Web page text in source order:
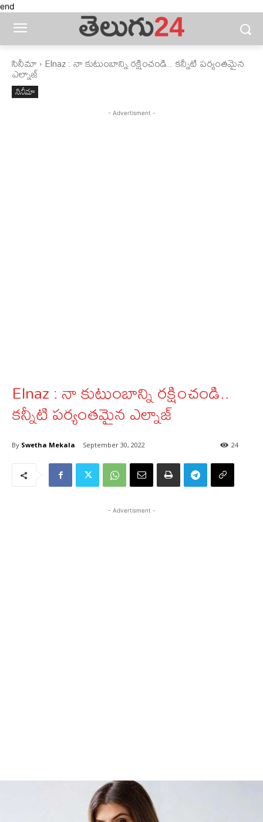
end
సినీమా Elnaz : నా కుటుంబాన్ని రక్షించండి.. కన్నీటి పర్యంతమైన
ఎల్నాజ్
సినీమా
- Advertisment -
Elnaz : నా కుటుంబాన్ని రక్షించండి..
కన్నీటి పర్యంతమైన ఎల్నాజ్
By Swetha Mekala September 30, 2022 24
- Advertisment -